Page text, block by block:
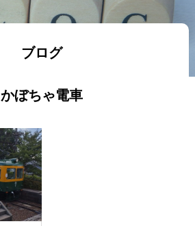
ブログ
かぼちゃ電車